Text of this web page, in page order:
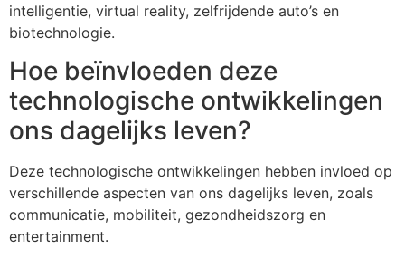
intelligentie, virtual reality, zelfrijdende auto’s en
biotechnologie.
Hoe beïnvloeden deze
technologische ontwikkelingen
ons dagelijks leven?
Deze technologische ontwikkelingen hebben invloed op
verschillende aspecten van ons dagelijks leven, zoals
communicatie, mobiliteit, gezondheidszorg en
entertainment.